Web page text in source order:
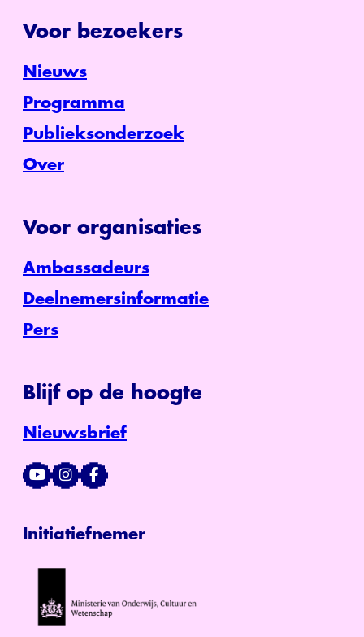
Voor bezoekers
Nieuws
Programma
Publieksonderzoek
Over
Voor organisaties
Ambassadeurs
Deelnemersinformatie
Pers
Blijf op de hoogte
Nieuwsbrief
Initiatiefnemer